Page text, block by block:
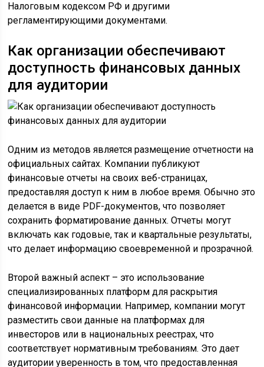
Налоговым кодексом РФ и другими
регламентирующими документами.
Как организации обеспечивают
доступность финансовых данных
для аудитории
Одним из методов является размещение отчетности на
официальных сайтах. Компании публикуют
финансовые отчеты на своих веб-страницах,
предоставляя доступ к ним в любое время. Обычно это
делается в виде PDF-документов, что позволяет
сохранить форматирование данных. Отчеты могут
включать как годовые, так и квартальные результаты,
что делает информацию своевременной и прозрачной.
Второй важный аспект – это использование
специализированных платформ для раскрытия
финансовой информации. Например, компании могут
разместить свои данные на платформах для
инвесторов или в национальных реестрах, что
соответствует нормативным требованиям. Это дает
аудитории уверенность в том, что предоставленная